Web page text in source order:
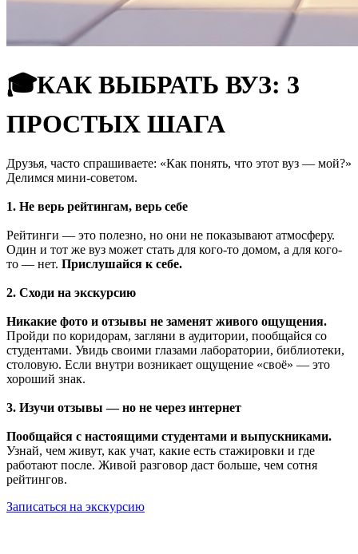
🎓КАК ВЫБРАТЬ ВУЗ: 3
ПРОСТЫХ ШАГА
Друзья, часто спрашиваете: «Как понять, что этот вуз — мой?»
Делимся мини-советом.
1. Не верь рейтингам, верь себе
Рейтинги — это полезно, но они не показывают атмосферу.
Один и тот же вуз может стать для кого-то домом, а для кого-
то — нет. Прислушайся к себе.
2. Сходи на экскурсию
Никакие фото и отзывы не заменят живого ощущения.
Пройди по коридорам, загляни в аудитории, пообщайся со
студентами. Увидь своими глазами лаборатории, библиотеки,
столовую. Если внутри возникает ощущение «своё» — это
хороший знак.
3. Изучи отзывы — но не через интернет
Пообщайся с настоящими студентами и выпускниками.
Узнай, чем живут, как учат, какие есть стажировки и где
работают после. Живой разговор даст больше, чем сотня
рейтингов.
Записаться на экскурсию